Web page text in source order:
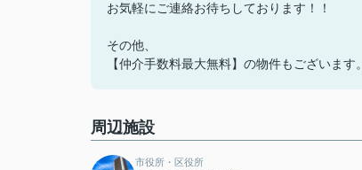
お気軽にご連絡お待ちしております！！
その他、
【仲介手数料最大無料】の物件もございます。
周辺施設
市役所・区役所